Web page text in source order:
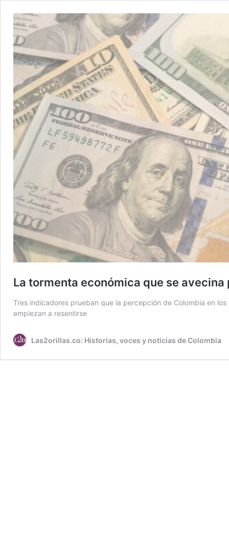
La tormenta económica que se
Tres indicadores prueban que la percepción de Colombia en
empiezan a resentirse
Las2orillas.co: Historias, voces y noticias de Colombia